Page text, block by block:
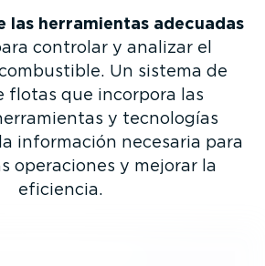
las herra­mientas adecuadas
controlar y analizar el
Un sistema de
flotas que incorpora las
y tecnologías
información necesaria para
operaciones y mejorar la
eficiencia.